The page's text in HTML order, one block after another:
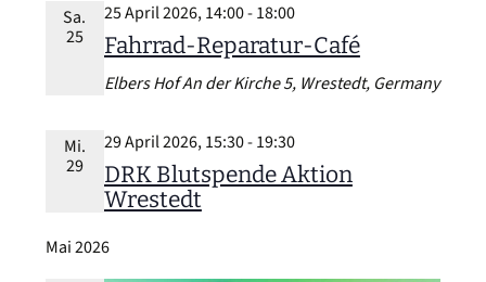
Sa.
25
Fahrrad-Reparatur-Café
25 April 2026, 14:00-18:00
Elbers HofAn der Kirche 5, Wrestedt, Germany
Mi.
29
DRK Blutspende Aktion
Wrestedt
29 April 2026, 15:30-19:30
Mai 2026